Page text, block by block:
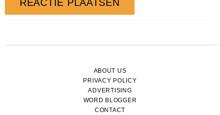
ABOUT US
PRIVACY POLICY
ADVERTISING
WORD BLOGGER
CONTACT